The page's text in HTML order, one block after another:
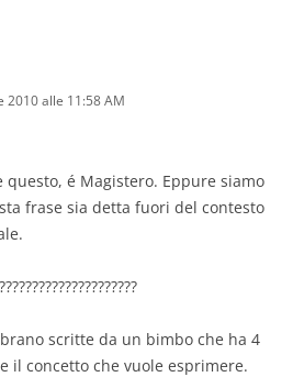
2010 alle 11:58 AM
questo, é Magistero. Eppure siamo
frase sia detta fuori del contesto
scritte da un bimbo che ha 4
il concetto che vuole esprimere.